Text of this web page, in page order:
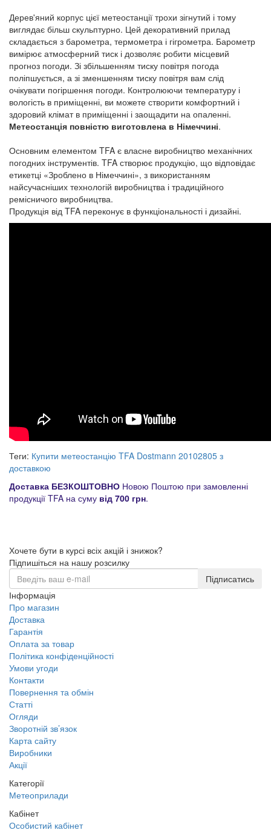
Дерев'яний корпус цієї метеостанції трохи зігнутий і тому
виглядає більш скульптурно. Цей декоративний прилад
складається з барометра, термометра і гігрометра. Барометр
вимірює атмосферний тиск і дозволяє робити місцевий
прогноз погоди. Зі збільшенням тиску повітря погода
поліпшується, а зі зменшенням тиску повітря вам слід
очікувати погіршення погоди. Контролюючи температуру і
вологість в приміщенні, ви можете створити комфортний і
здоровий клімат в приміщенні і заощадити на опаленні.
Метеостанція повністю виготовлена в Німеччині.
Основним елементом TFA є власне виробництво механічних
погодних інструментів. TFA створює продукцію, що відповідає
етикетці «Зроблено в Німеччині», з використанням
найсучасніших технологій виробництва і традиційного
ремісничого виробництва.
Продукція від TFA переконує в функціональності і дизайні.
Теги: Купити метеостанцію TFA Dostmann 20102805 з
доставкою
Доставка БЕЗКОШТОВНО Новою Поштою при замовленні
продукції TFA на суму від 700 грн.
Хочете бути в курсі всіх акцій і знижок?
Підпишіться на нашу розсилку
Підписатись
Інформація
Про магазин
Доставка
Гарантія
Оплата за товар
Політика конфіденційності
Умови угоди
Контакти
Повернення та обмін
Статті
Огляди
Зворотній зв’язок
Карта сайту
Виробники
Акції
Категорії
Метеоприлади
Кабінет
Особистий кабінет